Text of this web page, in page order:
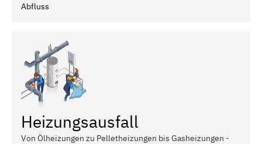
Abfluss
Heizungsausfall
Von Ölheizungen zu Pelletheizungen bis Gasheizungen -